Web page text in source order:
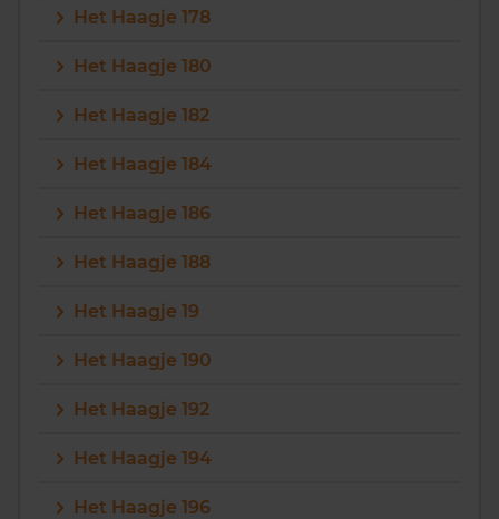
Het Haagje 178
Het Haagje 180
Het Haagje 182
Het Haagje 184
Het Haagje 186
Het Haagje 188
Het Haagje 19
Het Haagje 190
Het Haagje 192
Het Haagje 194
Het Haagje 196